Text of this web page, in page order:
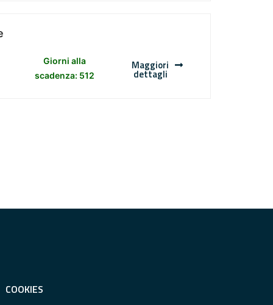
Giorni alla
scadenza: 512
Maggiori
dettagli
COOKIES